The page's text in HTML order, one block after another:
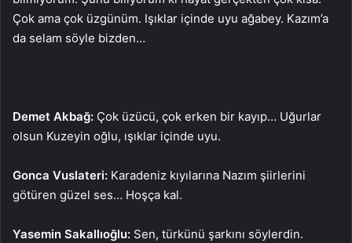
Çok ama çok üzgünüm. Işıklar içinde uyu ağabey. Kazım’a
da selam söyle bizden…
Demet Akbağ: Çok üzücü, çok erken bir kayıp… Uğurlar
olsun Kuzeyin oğlu, ışıklar içinde uyu.
Gonca Vuslateri: Karadeniz kıyılarına Nazım şiirlerini
götüren güzel ses… Hoşça kal.
Yasemin Sakallıoğlu: Sen, türkünü şarkını söylerdin.